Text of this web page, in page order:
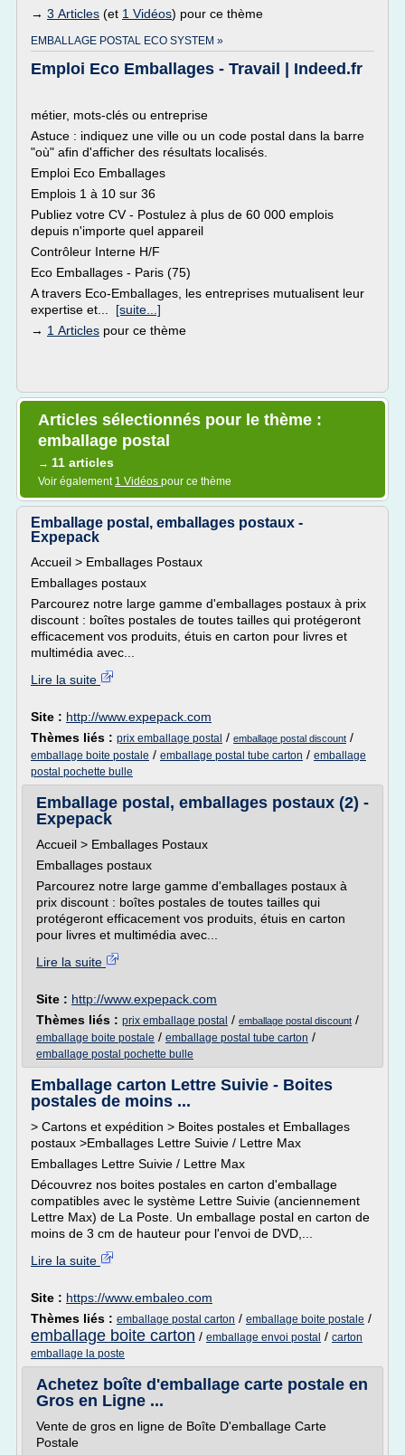
→ 3 Articles (et 1 Vidéos) pour ce thème
EMBALLAGE POSTAL ECO SYSTEM »
Emploi Eco Emballages - Travail | Indeed.fr
métier, mots-clés ou entreprise
Astuce : indiquez une ville ou un code postal dans la barre
"où" afin d'afficher des résultats localisés.
Emploi Eco Emballages
Emplois 1 à 10 sur 36
Publiez votre CV - Postulez à plus de 60 000 emplois
depuis n'importe quel appareil
Contrôleur Interne H/F
Eco Emballages - Paris (75)
A travers Eco-Emballages, les entreprises mutualisent leur
expertise et... [suite...]
→ 1 Articles pour ce thème
Articles sélectionnés pour le thème :
emballage postal
→ 11 articles
Voir également 1 Vidéos pour ce thème
Emballage postal, emballages postaux -
Expepack
Accueil > Emballages Postaux
Emballages postaux
Parcourez notre large gamme d'emballages postaux à prix
discount : boîtes postales de toutes tailles qui protégeront
efficacement vos produits, étuis en carton pour livres et
multimédia avec...
Lire la suite
Site : http://www.expepack.com
Thèmes liés : prix emballage postal / emballage postal discount /
emballage boite postale / emballage postal tube carton / emballage
postal pochette bulle
Emballage postal, emballages postaux (2) -
Expepack
Accueil > Emballages Postaux
Emballages postaux
Parcourez notre large gamme d'emballages postaux à
prix discount : boîtes postales de toutes tailles qui
protégeront efficacement vos produits, étuis en carton
pour livres et multimédia avec...
Lire la suite
Site : http://www.expepack.com
Thèmes liés : prix emballage postal / emballage postal discount /
emballage boite postale / emballage postal tube carton /
emballage postal pochette bulle
Emballage carton Lettre Suivie - Boites
postales de moins ...
> Cartons et expédition > Boites postales et Emballages
postaux >Emballages Lettre Suivie / Lettre Max
Emballages Lettre Suivie / Lettre Max
Découvrez nos boites postales en carton d'emballage
compatibles avec le système Lettre Suivie (anciennement
Lettre Max) de La Poste. Un emballage postal en carton de
moins de 3 cm de hauteur pour l'envoi de DVD,...
Lire la suite
Site : https://www.embaleo.com
Thèmes liés : emballage postal carton / emballage boite postale /
emballage boite carton / emballage envoi postal / carton
emballage la poste
Achetez boîte d'emballage carte postale en
Gros en Ligne ...
Vente de gros en ligne de Boîte D'emballage Carte
Postale